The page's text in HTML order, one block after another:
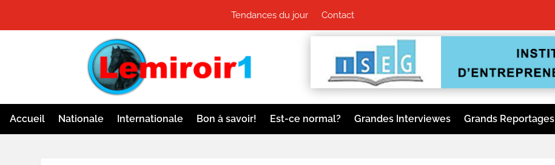
Tendances du jour Contact
Accueil Nationale Internationale Bon à savoir! Est-ce normal? Grandes Interviewes Grands Reportages